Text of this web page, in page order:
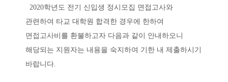
2020학년도 전기 신입생 정시모집 면접고사와
관련하여 타교 대학원 합격한 경우에 한하여
면접고사비를 환불하고자 다음과 같이 안내하오니
해당되는 지원자는 내용을 숙지하여 기한 내 제출하시기
바랍니다.